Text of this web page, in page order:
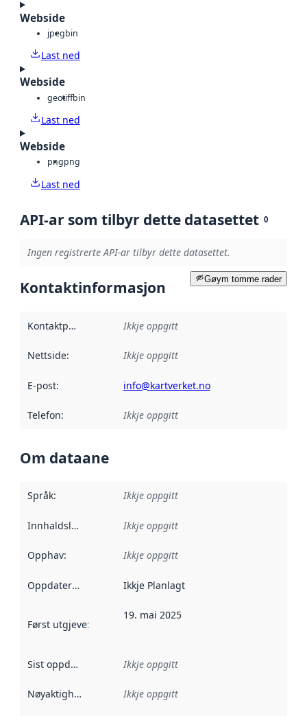
Webside
jpegbin
Last ned
Webside
geotiffbin
Last ned
Webside
pngpng
Last ned
API-ar som tilbyr dette datasettet 0
Ingen registrerte API-ar tilbyr dette datasettet.
Gøym tomme rader
Kontaktinformasjon
Kontaktpunkt Ikkje oppgitt
Nettside: Ikkje oppgitt
E-post: info@kartverket.no
Telefon: Ikkje oppgitt
Om dataane
Språk: Ikkje oppgitt
Innhaldsleverandørar :
Ikkje oppgitt
Opphav: Ikkje oppgitt
Oppdateringsfrekvens :
Ikkje Planlagt
Først utgjeve:
19. mai 2025
Sist oppdatert Ikkje oppgitt
Nøyaktigheit Ikkje oppgitt